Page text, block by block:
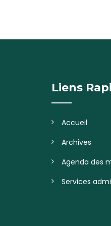
Liens
Accueil
Archives
Agenda des
Services